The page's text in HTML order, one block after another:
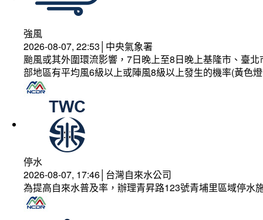
強風
2026-08-07, 22:53│中央氣象署
颱風或其外圍環流影響，7日晚上至8日晚上基隆市、臺
部地區有平均風6級以上或陣風8級以上發生的機率(黃色
停水
2026-08-07, 17:46│台灣自來水公司
為提高自來水普及率，辦理青昇路123號青埔里區域停水